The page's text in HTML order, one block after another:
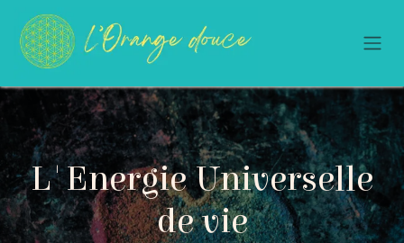
Se rendre au contenu
L'Energie Universelle
de vie